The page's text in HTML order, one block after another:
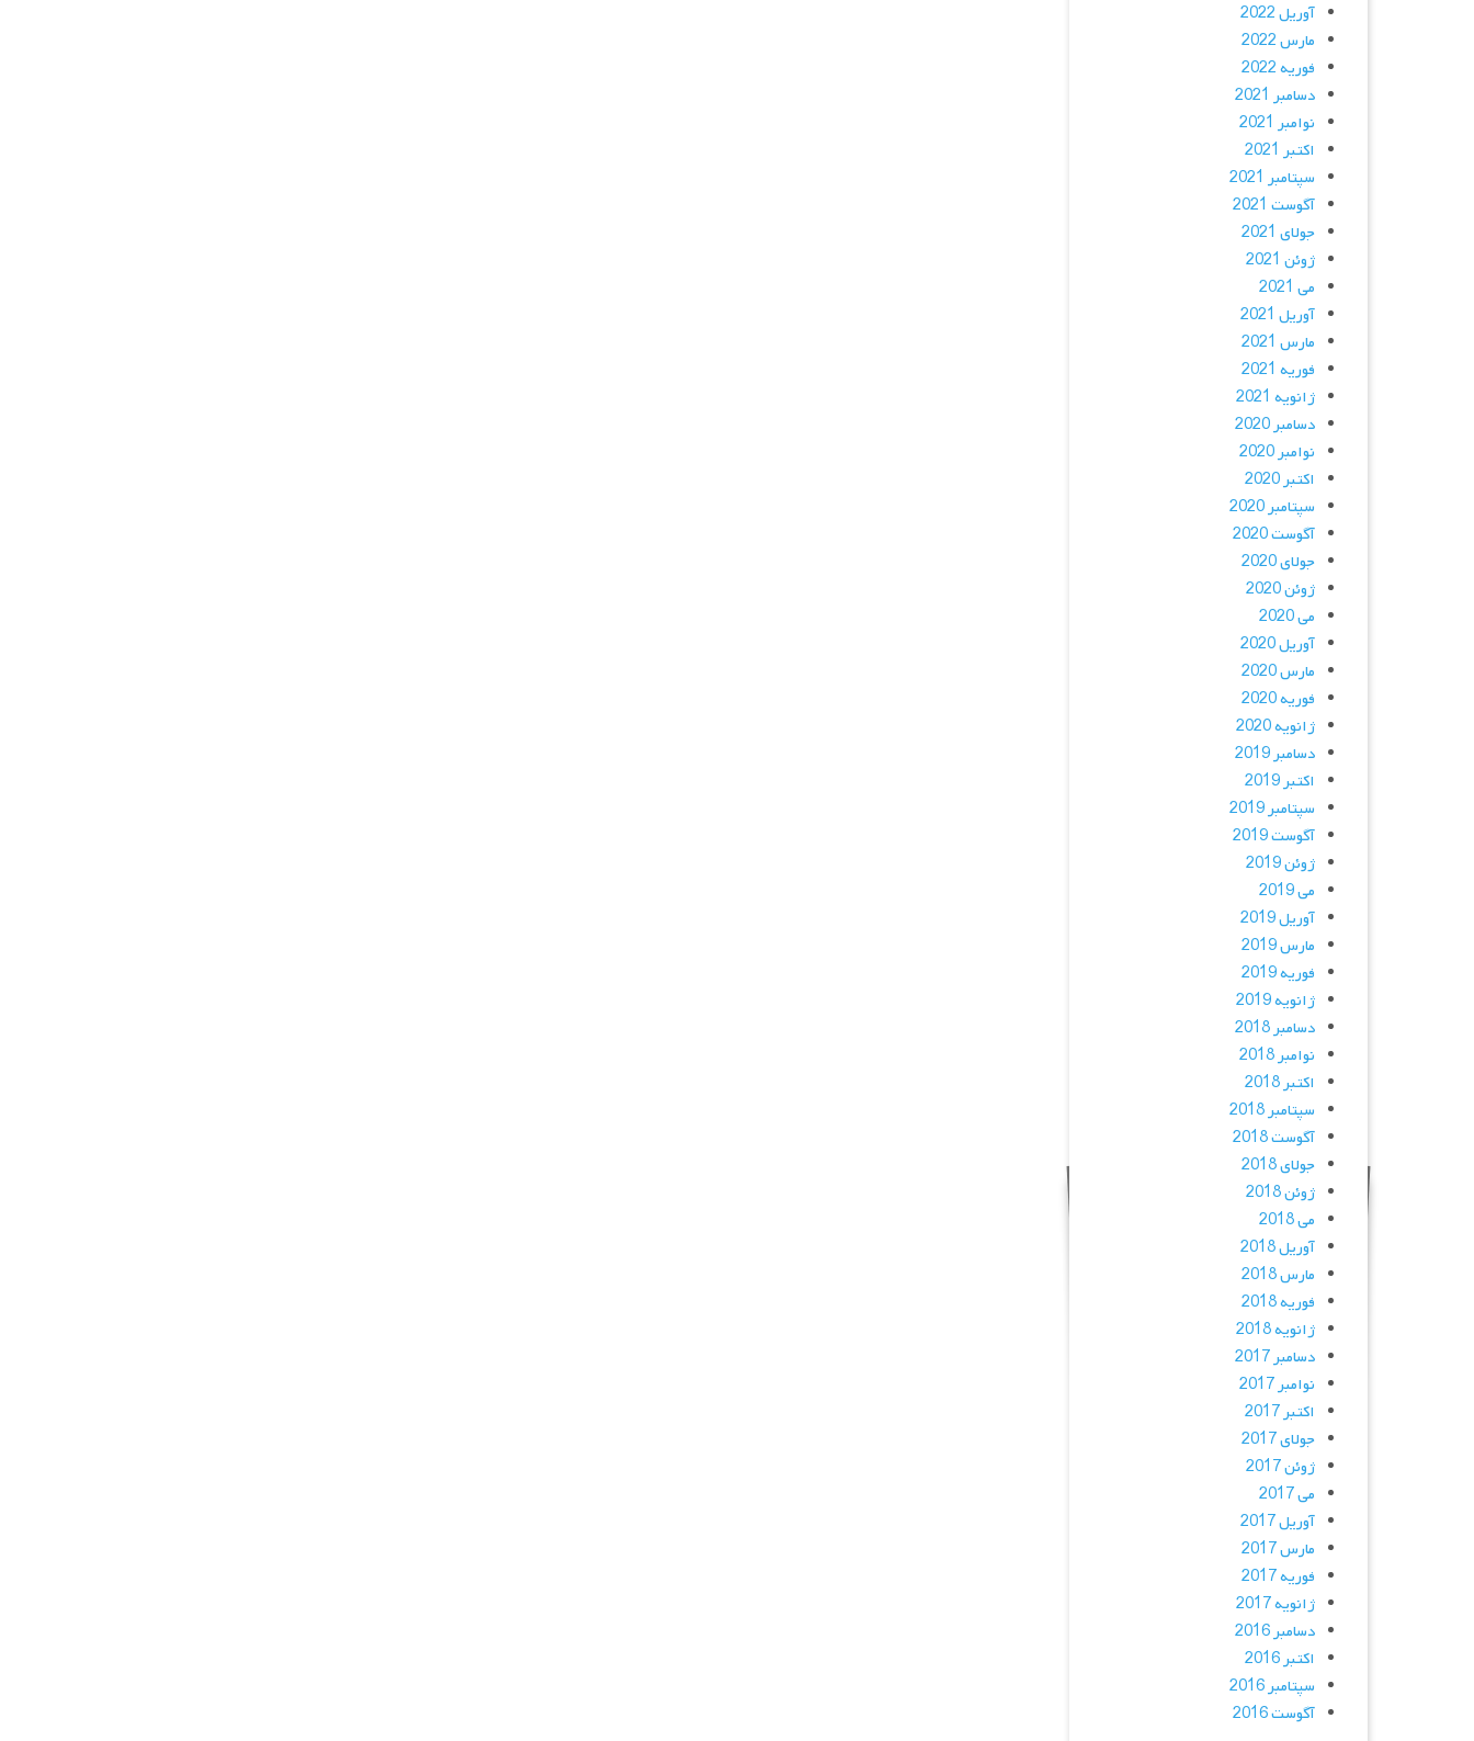
آوریل 2022
مارس 2022
فوریه 2022
دسامبر 2021
نوامبر 2021
اکتبر 2021
سپتامبر 2021
آگوست 2021
جولای 2021
ژوئن 2021
می 2021
آوریل 2021
مارس 2021
فوریه 2021
ژانویه 2021
دسامبر 2020
نوامبر 2020
اکتبر 2020
سپتامبر 2020
آگوست 2020
جولای 2020
ژوئن 2020
می 2020
آوریل 2020
مارس 2020
فوریه 2020
ژانویه 2020
دسامبر 2019
اکتبر 2019
سپتامبر 2019
آگوست 2019
ژوئن 2019
می 2019
آوریل 2019
مارس 2019
فوریه 2019
ژانویه 2019
دسامبر 2018
نوامبر 2018
اکتبر 2018
سپتامبر 2018
آگوست 2018
جولای 2018
ژوئن 2018
می 2018
آوریل 2018
مارس 2018
فوریه 2018
ژانویه 2018
دسامبر 2017
نوامبر 2017
اکتبر 2017
جولای 2017
ژوئن 2017
می 2017
آوریل 2017
مارس 2017
فوریه 2017
ژانویه 2017
دسامبر 2016
اکتبر 2016
سپتامبر 2016
آگوست 2016